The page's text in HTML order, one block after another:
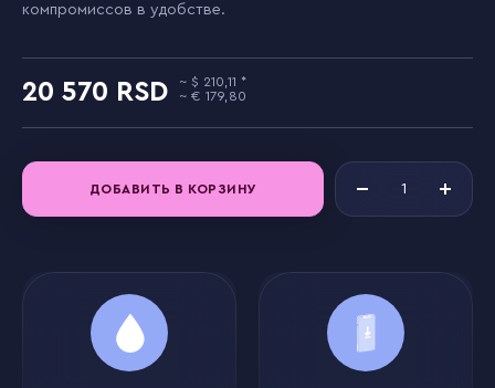
компромиссов в удобстве.
20 570
210,11
179,80
ДОБАВИТЬ В КОРЗИНУ